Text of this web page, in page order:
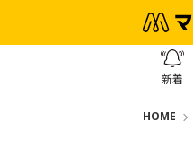
新着
HOME